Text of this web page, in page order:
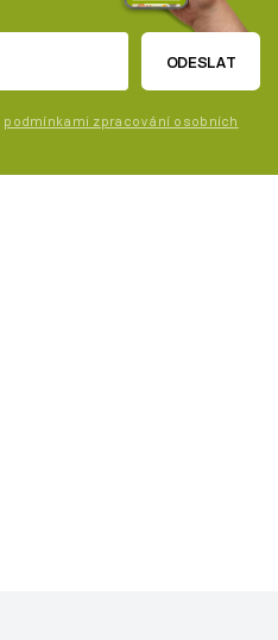
ODESLAT
podmínkami zpracování osobních